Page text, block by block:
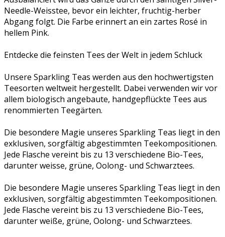
Needle-Weisstee, bevor ein leichter, fruchtig-herber
Abgang folgt. Die Farbe erinnert an ein zartes Rosé in
hellem Pink.
Entdecke die feinsten Tees der Welt in jedem Schluck
Unsere Sparkling Teas werden aus den hochwertigsten
Teesorten weltweit hergestellt. Dabei verwenden wir vor
allem biologisch angebaute, handgepflückte Tees aus
renommierten Teegärten.
Die besondere Magie unseres Sparkling Teas liegt in den
exklusiven, sorgfältig abgestimmten Teekompositionen.
Jede Flasche vereint bis zu 13 verschiedene Bio-Tees,
darunter weisse, grüne, Oolong- und Schwarztees.
Die besondere Magie unseres Sparkling Teas liegt in den
exklusiven, sorgfältig abgestimmten Teekompositionen.
Jede Flasche vereint bis zu 13 verschiedene Bio-Tees,
darunter weiße, grüne, Oolong- und Schwarztees.